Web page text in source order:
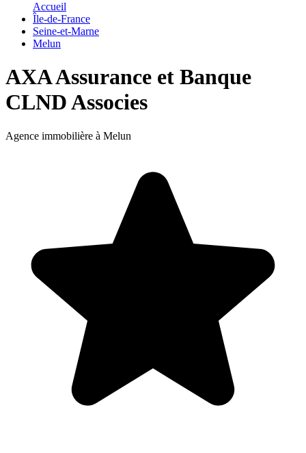
Accueil
Île-de-France
Seine-et-Marne
Melun
AXA Assurance et Banque
CLND Associes
Agence immobilière à Melun